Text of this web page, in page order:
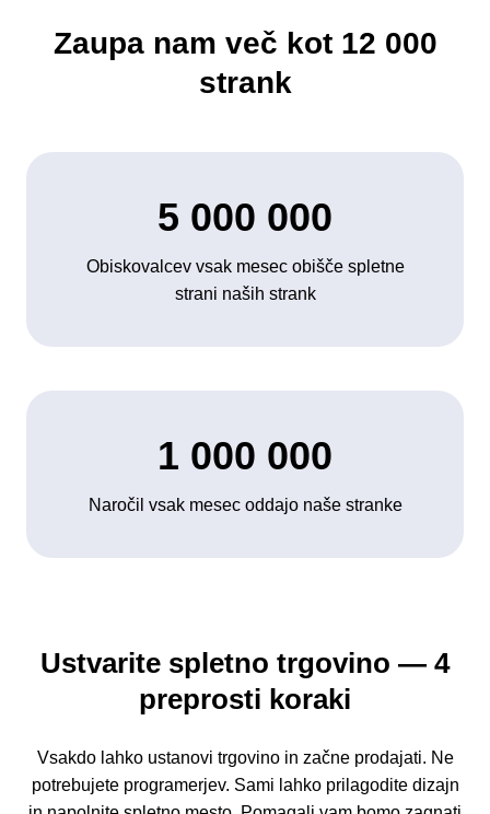
Zaupa nam več kot 12 000
strank
5 000 000
Obiskovalcev vsak mesec obišče spletne
strani naših strank
1 000 000
Naročil vsak mesec oddajo naše stranke
Ustvarite spletno trgovino — 4
preprosti koraki
Vsakdo lahko ustanovi trgovino in začne prodajati. Ne
potrebujete programerjev. Sami lahko prilagodite dizajn